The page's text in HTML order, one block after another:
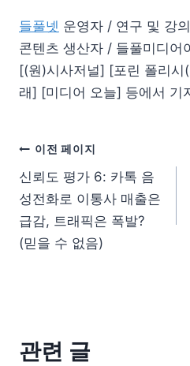
들풀넷 운영자 / 연구 및 강
콘텐츠 생산자 / 들풀미디어
[(원)시사저널] [포린 폴리시
래] [미디어 오늘] 등에서 기
이전 페이지
신뢰도 평가 6: 카톡 음
성전화로 이통사 매출은
급감, 트래픽은 폭발?
(믿을 수 없음)
관련 글